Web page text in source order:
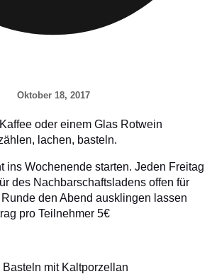
Oktober 18, 2017
oder einem Glas Rotwein
lachen, basteln.
ins Wochenende starten. Jeden Freitag
des Nachbarschaftsladens offen für
den Abend ausklingen lassen
pro Teilnehmer 5€
Basteln mit Kaltporzellan